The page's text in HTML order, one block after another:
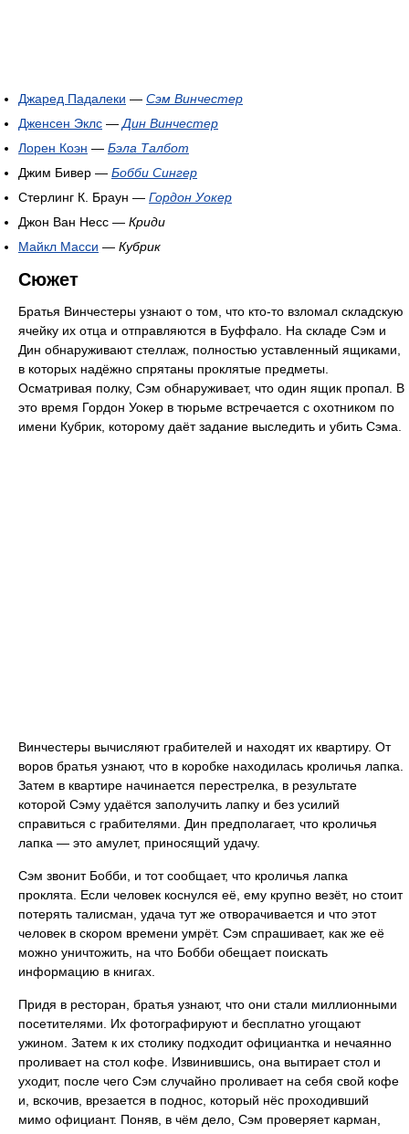
Джаред Падалеки — Сэм Винчестер
Дженсен Эклс — Дин Винчестер
Лорен Коэн — Бэла Талбот
Джим Бивер — Бобби Сингер
Стерлинг К. Браун — Гордон Уокер
Джон Ван Несс — Криди
Майкл Масси — Кубрик
Сюжет
Братья Винчестеры узнают о том, что кто-то взломал складскую
ячейку их отца и отправляются в Буффало. На складе Сэм и
Дин обнаруживают стеллаж, полностью уставленный ящиками,
в которых надёжно спрятаны проклятые предметы.
Осматривая полку, Сэм обнаруживает, что один ящик пропал. В
это время Гордон Уокер в тюрьме встречается с охотником по
имени Кубрик, которому даёт задание выследить и убить Сэма.
Винчестеры вычисляют грабителей и находят их квартиру. От
воров братья узнают, что в коробке находилась кроличья лапка.
Затем в квартире начинается перестрелка, в результате
которой Сэму удаётся заполучить лапку и без усилий
справиться с грабителями. Дин предполагает, что кроличья
лапка — это амулет, приносящий удачу.
Сэм звонит Бобби, и тот сообщает, что кроличья лапка
проклята. Если человек коснулся её, ему крупно везёт, но стоит
потерять талисман, удача тут же отворачивается и что этот
человек в скором времени умрёт. Сэм спрашивает, как же её
можно уничтожить, на что Бобби обещает поискать
информацию в книгах.
Придя в ресторан, братья узнают, что они стали миллионными
посетителями. Их фотографируют и бесплатно угощают
ужином. Затем к их столику подходит официантка и нечаянно
проливает на стол кофе. Извинившись, она вытирает стол и
уходит, после чего Сэм случайно проливает на себя свой кофе
и, вскочив, врезается в поднос, который нёс проходивший
мимо официант. Поняв, в чём дело, Сэм проверяет карман,